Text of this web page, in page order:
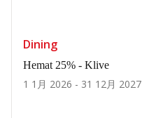
Dining
Hemat 25% - Klive
1 1月 2026 - 31 12月 2027